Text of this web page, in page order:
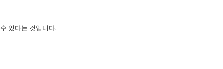
수 있다는 것입니다.